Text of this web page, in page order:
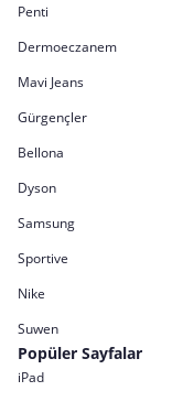
Penti
Dermoeczanem
Mavi Jeans
Gürgençler
Bellona
Dyson
Samsung
Sportive
Nike
Suwen
Popüler Sayfalar
iPad